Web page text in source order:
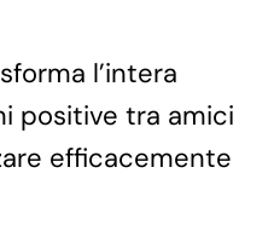
l’intera
positive tra amici
efficacemente